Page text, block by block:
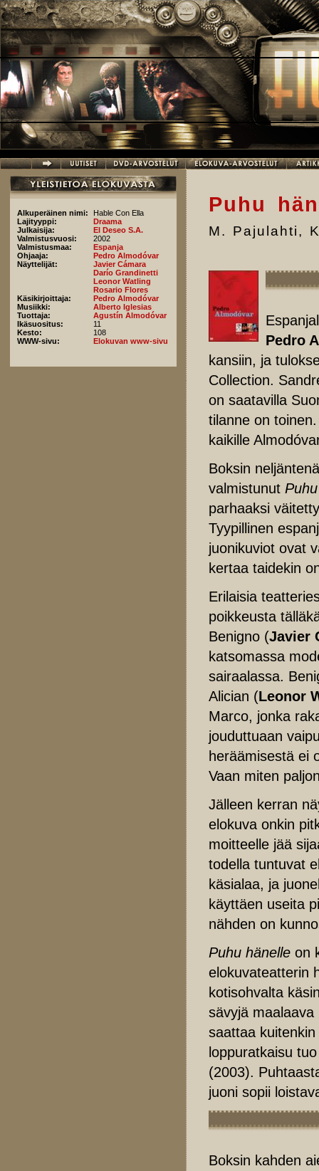
Hyppää pääsisältöön
Alkuperäinen nimi:
Hable Con Ella
Lajityyppi:
Draama
Julkaisija:
El Deseo S.A.
Valmistusvuosi:
2002
Valmistusmaa:
Espanja
Ohjaaja:
Pedro Almodóvar
Näyttelijät:
Javier Cámara
Darío Grandinetti
Leonor Watling
Rosario Flores
Käsikirjoittaja:
Pedro Almodóvar
Musiikki:
Alberto Iglesias
Tuottaja:
Agustín Almodóvar
Ikäsuositus:
11
Kesto:
108
WWW-sivu:
Elokuvan www-sivu
Puhu
M. Pajulahti,
Pedro
kansiin, ja
Collection.
on saatavilla
tilanne on
kaikille
Boksin
valmistunut
parhaaksi
Tyypillinen
juonikuviot ovat
kertaa taidekin
Erilaisia
poikkeusta
Benigno (Javier
katsomassa
sairaalassa.
Alician (Leonor
Marco, jonka
jouduttuaan
heräämisestä ei
Vaan miten
Jälleen kerran
elokuva onkin
moitteelle jää
todella tuntuvat
käsialaa, ja
käyttäen useita
nähden on
Puhu hänelle on
elokuvateatterin
kotisohvalta
sävyjä
saattaa
loppuratkaisu
(2003).
juoni sopii
Boksin kahden